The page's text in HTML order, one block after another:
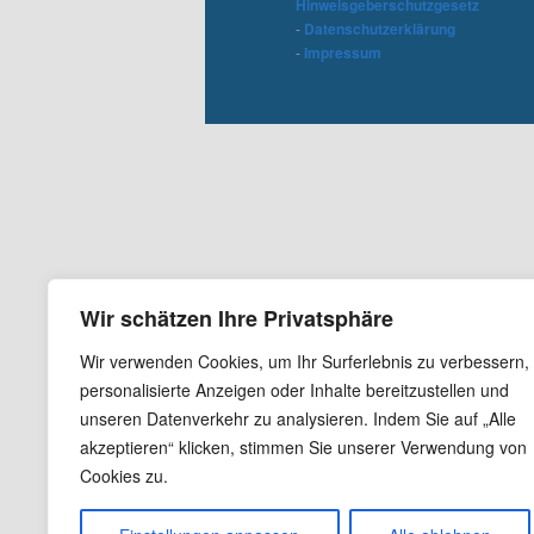
Wir schätzen Ihre Privatsphäre
Wir verwenden Cookies, um Ihr Surferlebnis zu verbessern,
personalisierte Anzeigen oder Inhalte bereitzustellen und
unseren Datenverkehr zu analysieren. Indem Sie auf „Alle
akzeptieren“ klicken, stimmen Sie unserer Verwendung von
Cookies zu.
- Datenschutzerklärung
- Impressum